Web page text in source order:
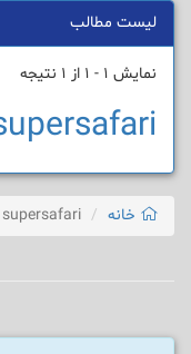
لیست مطالب
نمایش 1 - 1 از 1 نتیجه
خانه